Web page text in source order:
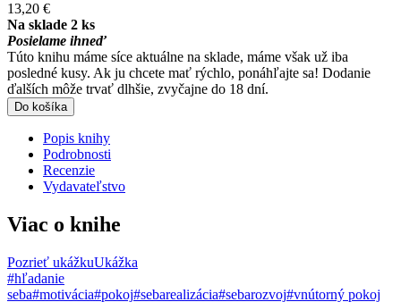
13,20 €
Na sklade 2 ks
Posielame ihneď
Túto knihu máme síce aktuálne na sklade, máme však už iba
posledné kusy. Ak ju chcete mať rýchlo, ponáhľajte sa! Dodanie
ďalších môže trvať dlhšie, zvyčajne do 18 dní.
Do košíka
Popis knihy
Podrobnosti
Recenzie
Vydavateľstvo
Viac o knihe
Pozrieť ukážkuUkážka
#hľadanie
seba#motivácia#pokoj#sebarealizácia#sebarozvoj#vnútorný pokoj